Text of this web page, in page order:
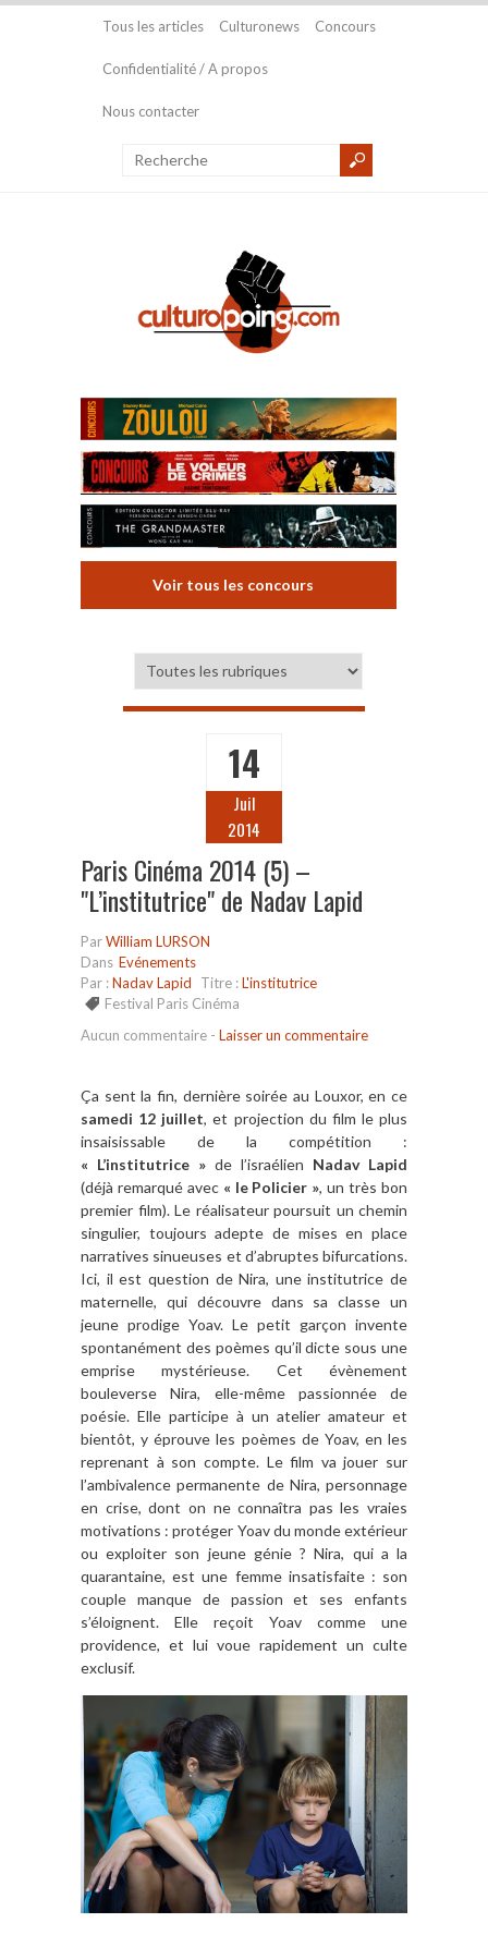
Tous les articles Culturonews Concours
Confidentialité / A propos
Nous contacter
Voir tous les concours
14
Juil
2014
Paris Cinéma 2014 (5) –
"L’institutrice" de Nadav Lapid
ParWilliam LURSON
Dans Evénements
Par :Nadav Lapid Titre :L'institutrice
Festival Paris Cinéma
Aucun commentaire - Laisser un commentaire
Ça sent la fin, dernière soirée au Louxor, en ce
samedi 12 juillet, et projection du film le plus
insaisissable de la compétition :
« L’institutrice » de l’israélien Nadav Lapid
(déjà remarqué avec « le Policier », un très bon
premier film). Le réalisateur poursuit un chemin
singulier, toujours adepte de mises en place
narratives sinueuses et d’abruptes bifurcations.
Ici, il est question de Nira, une institutrice de
maternelle, qui découvre dans sa classe un
jeune prodige Yoav. Le petit garçon invente
spontanément des poèmes qu’il dicte sous une
emprise mystérieuse. Cet évènement
bouleverse Nira, elle-même passionnée de
poésie. Elle participe à un atelier amateur et
bientôt, y éprouve les poèmes de Yoav, en les
reprenant à son compte. Le film va jouer sur
l’ambivalence permanente de Nira, personnage
en crise, dont on ne connaîtra pas les vraies
motivations : protéger Yoav du monde extérieur
ou exploiter son jeune génie ? Nira, qui a la
quarantaine, est une femme insatisfaite : son
couple manque de passion et ses enfants
s’éloignent. Elle reçoit Yoav comme une
providence, et lui voue rapidement un culte
exclusif.